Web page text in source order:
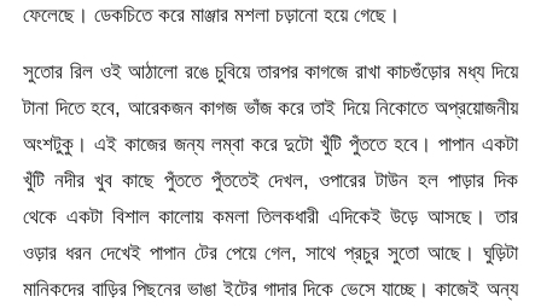
ফেলেছে। ডেকচিতে করে মাঞ্জার মশলা চড়ানো হয়ে গেছে।
সুতোর রিল ওই আঠালো রঙে চুবিয়ে তারপর কাগজে রাখা কাচগুঁড়োর মধ্য দিয়ে
টানা দিতে হবে, আরেকজন কাগজ ভাঁজ করে তাই দিয়ে নিকোতে অপ্রয়োজনীয়
অংশটুকু। এই কাজের জন্য লম্বা করে দুটো খুঁটি পুঁততে হবে। পাপান একটা
খুঁটি নদীর খুব কাছে পুঁততে পুঁততেই দেখল, ওপারের টাউন হল পাড়ার দিক
থেকে একটা বিশাল কালোয় কমলা তিলকধারী এদিকেই উড়ে আসছে। তার
ওড়ার ধরন দেখেই পাপান টের পেয়ে গেল, সাথে প্রচুর সুতো আছে। ঘুড়িটা
মানিকদের বাড়ির পিছনের ভাঙা ইটের গাদার দিকে ভেসে যাচ্ছে। কাজেই অন্য